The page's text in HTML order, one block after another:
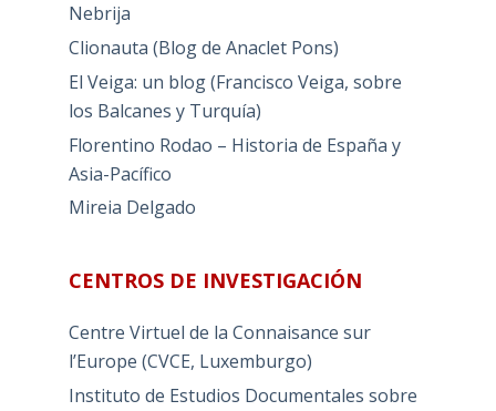
Nebrija
Clionauta (Blog de Anaclet Pons)
El Veiga: un blog (Francisco Veiga, sobre
los Balcanes y Turquía)
Florentino Rodao – Historia de España y
Asia-Pacífico
Mireia Delgado
CENTROS DE INVESTIGACIÓN
Centre Virtuel de la Connaisance sur
l’Europe (CVCE, Luxemburgo)
Instituto de Estudios Documentales sobre